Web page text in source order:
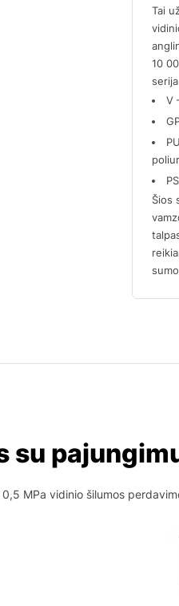
Tai
10
serija
V
Šios
su
MPa vidinio šilumos